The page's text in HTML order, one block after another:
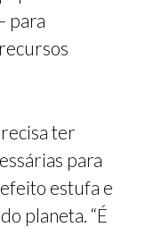
para
ter
para
estufa e
planeta. “É